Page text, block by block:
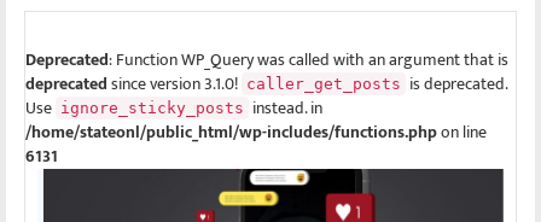
Deprecated: Function WP_Query was called with an argument that is
deprecatedsince version 3.1.0! caller_get_posts is deprecated.
Use ignore_sticky_posts instead. in
/home/stateonl/public_html/wp-includes/functions.phpon line
6131